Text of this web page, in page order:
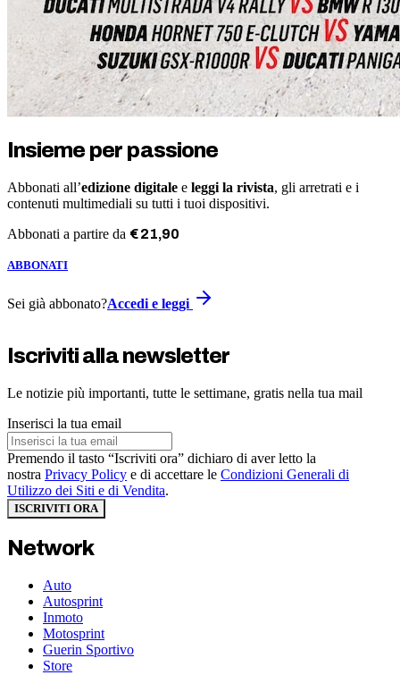
Insieme per passione
Abbonati all’edizione digitale e leggi la rivista, gli arretrati e i
contenuti multimediali su tutti i tuoi dispositivi.
Abbonati a partire da €21,90
ABBONATI
Sei già abbonato?Accedi e leggi
Iscriviti alla newsletter
Le notizie più importanti, tutte le settimane, gratis nella tua mail
Inserisci la tua email
Premendo il tasto “Iscriviti ora” dichiaro di aver letto la
nostra Privacy Policy e di accettare le Condizioni Generali di
Utilizzo dei Siti e di Vendita.
ISCRIVITI ORA
Network
Auto
Autosprint
Inmoto
Motosprint
Guerin Sportivo
Store